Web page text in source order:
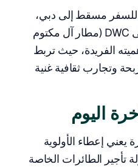
للسفر مسقط إلى دبي،
دبي إلى مسقط، والنقل إلى DWC (مطار آل مكتوم
الفريدة، حيث تربط
وتجارب ثقافية غنية
اليوم
يعني إعطاء الأولوية
تأجير الطائرات الخاصة